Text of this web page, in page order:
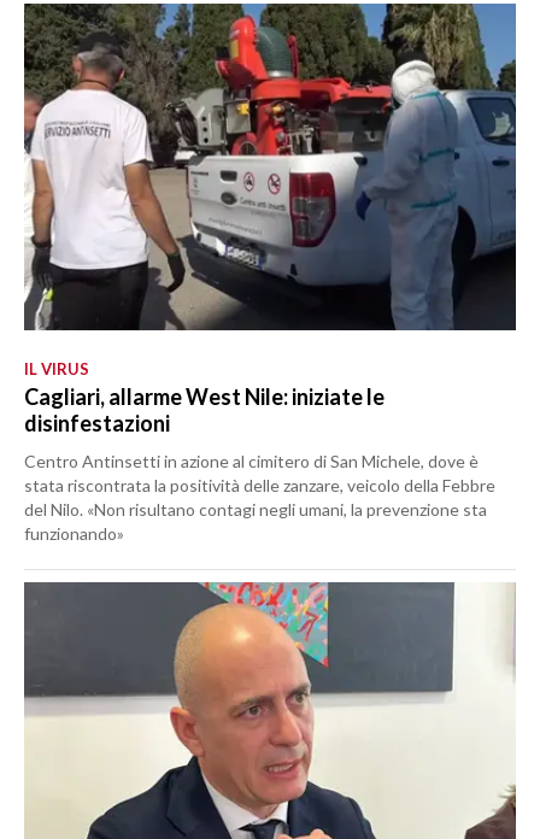
IL VIRUS
Cagliari, allarme West Nile: iniziate le
disinfestazioni
Centro Antinsetti in azione al cimitero di San Michele, dove è
stata riscontrata la positività delle zanzare, veicolo della Febbre
del Nilo. «Non risultano contagi negli umani, la prevenzione sta
funzionando»